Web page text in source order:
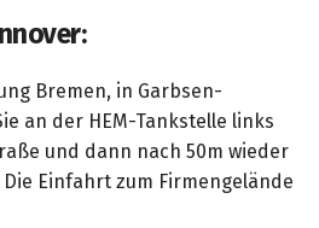
Bremen, in Garbsen-
an der HEM-Tankstelle links
und dann nach 50m wieder
Einfahrt zum Firmengelände